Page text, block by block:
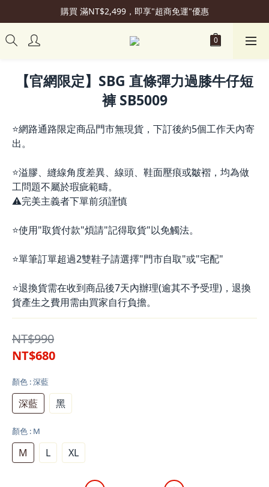
加入會員立即贈50元購物金
購買 滿NT$2,499，即享"超商免運"優惠
會員升級可享更多"專屬優惠"
【官網限定】SBG 直條彈力過膝牛仔短
褲 SB5009
⭐網路通路限定商品門市無現貨，下訂後約5個工作天內寄
出。
⭐溢膠、縫線角度差異、線頭、鞋面壓痕或皺褶，均為做
工問題不屬於瑕疵範疇。
⚠️完美主義者下單前須謹慎
⭐使用"取貨付款"煩請"記得取貨"以免觸法。
⭐單筆訂單超過2雙鞋子請選擇"門市自取"或"宅配"
⭐退換貨需在收到商品後7天內辦理(逾其不予受理)，退換
貨產生之費用需由買家自行負擔。
NT$990
NT$680
顏色 : 深藍
深藍 黑
顏色 : M
M L XL